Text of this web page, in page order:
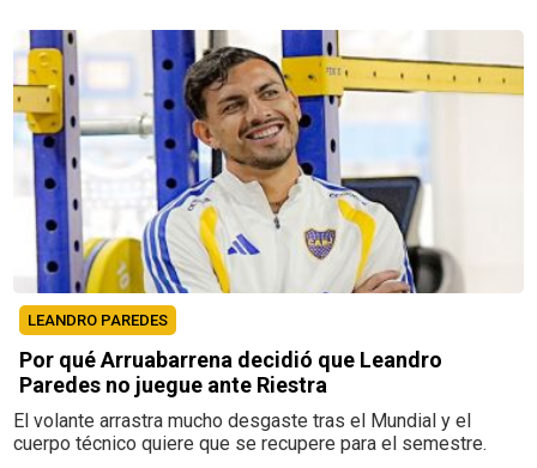
LEANDRO PAREDES
Por qué Arruabarrena decidió que Leandro
Paredes no juegue ante Riestra
El volante arrastra mucho desgaste tras el Mundial y el
cuerpo técnico quiere que se recupere para el semestre.